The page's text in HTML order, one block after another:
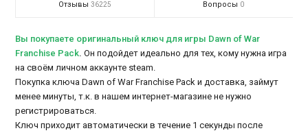
Отзывы 36225 Вопросы 0
Вы покупаете оригинальный ключ для игры Dawn of War
Franchise Pack. Он подойдет идеально для тех, кому нужна игра
на своём личном аккаунте steam.
Покупка ключа Dawn of War Franchise Pack и доставка, займут
менее минуты, т.к. в нашем интернет-магазине не нужно
регистрироваться.
Ключ приходит автоматически в течение 1 секунды после